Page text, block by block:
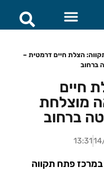
הצלת חיים דרמטית –
ברחוב
חיים
מוצלחת
ברחוב
13:31
לחיים במרכז פתח תקווה